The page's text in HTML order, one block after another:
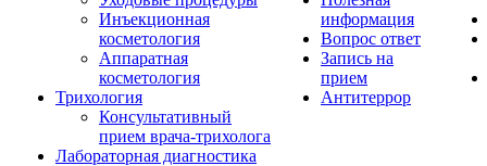
Инъекционная
косметология
Аппаратная
косметология
Трихология
Консультативный
прием врача-трихолога
Лабораторная диагностика
информация
Вопрос ответ
Запись на
прием
Антитеррор